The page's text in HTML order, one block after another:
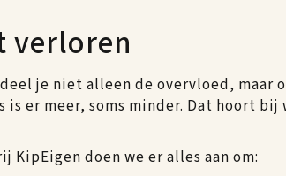
verloren
je niet alleen de overvloed, maar
is er meer, soms minder. Dat hoort bij
KipEigen doen we er alles aan om: